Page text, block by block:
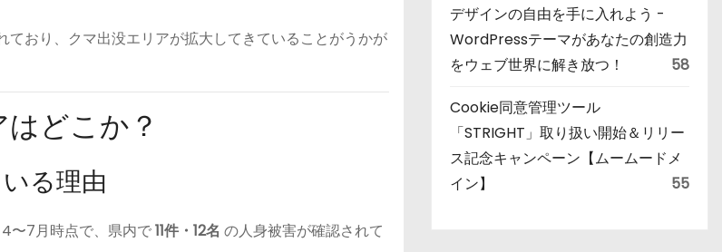
おり、クマ出没エリアが拡大してきていることがうかが
どこか？
る理由
〜7月時点で、県内で11件・12名 の人身被害が確認されて
デザインの自由を手に入れよう -
WordPressテーマがあなたの創造力
をウェブ世界に解き放つ！
58
Cookie同意管理ツール
「STRIGHT」取り扱い開始＆リリー
ス記念キャンペーン【ムームードメ
イン】
55